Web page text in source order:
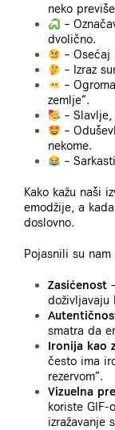
neko
–
dvolično.
–
– Izraz
–
zemlje”.
–
–
nekome.
–
Kako kažu naši
emodžije, a
doslovno.
Pojasnili su nam
Zasićenost
doživljavaju
smatra da
Ironija kao
često ima
rezervom”.
Vizuelna
koriste GIF-
izražavanje